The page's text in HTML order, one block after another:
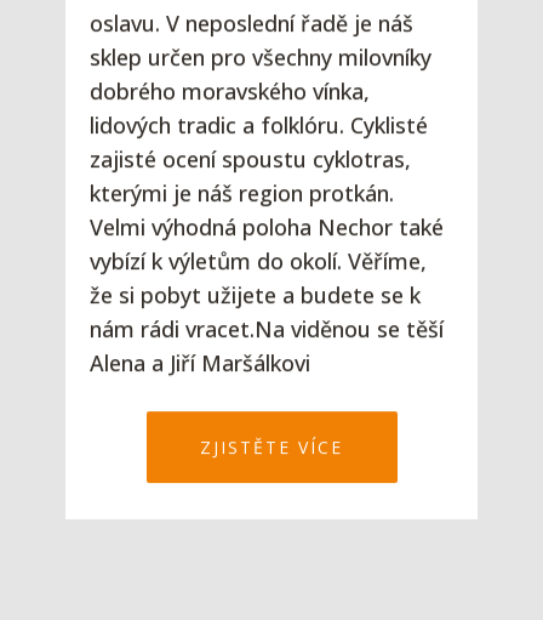
oslavu. V neposlední řadě je náš
sklep určen pro všechny milovníky
dobrého moravského vínka,
lidových tradic a folklóru. Cyklisté
zajisté ocení spoustu cyklotras,
kterými je náš region protkán.
Velmi výhodná poloha Nechor také
vybízí k výletům do okolí. Věříme,
že si pobyt užijete a budete se k
nám rádi vracet.Na viděnou se těší
Alena a Jiří Maršálkovi
ZJISTĚTE VÍCE